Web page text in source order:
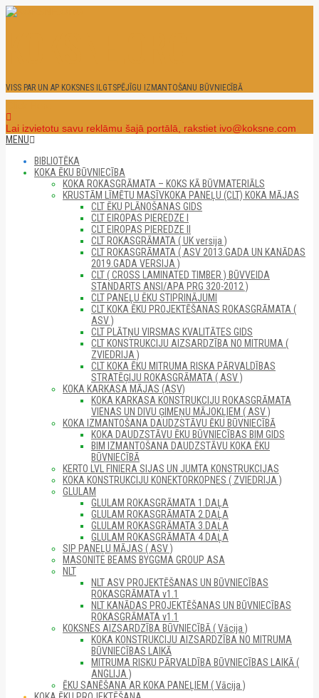
Skip
VISS PAR UN AP KOKSNES ILGTSPĒJĪGU IZMANTOŠANU BŪVNIECĪBĀ
Lai izvietotu savu reklāmu šajā portālā, rakstiet ivo@koksne.com
Secondary
Menu
MENU
BIBLIOTĒKA
KOKA ĒKU BŪVNIECĪBA
KOKA ROKASGRĀMATA – KOKS KĀ BŪVMATERIĀLS
KRUSTĀM LĪMĒTU MASĪVKOKA PANEĻU (CLT) KOKA MĀJAS
CLT ĒKU PLĀNOŠANAS GIDS
CLT EIROPAS PIEREDZE I
CLT EIROPAS PIEREDZE II
CLT ROKASGRĀMATA ( UK versija )
CLT ROKASGRĀMATA ( ASV 2013.GADA UN KANĀDAS
2019.GADA VERSIJA )
CLT ( CROSS LAMINATED TIMBER ) BŪVVEIDA
STANDARTS ANSI/APA PRG 320-2012 )
CLT PANEĻU ĒKU STIPRINĀJUMI
CLT KOKA ĒKU PROJEKTĒŠANAS ROKASGRĀMATA (
ASV )
CLT PLĀTŅU VIRSMAS KVALITĀTES GIDS
CLT KONSTRUKCIJU AIZSARDZĪBA NO MITRUMA (
ZVIEDRIJA )
CLT KOKA ĒKU MITRUMA RISKA PĀRVALDĪBAS
STRATĒĢIJU ROKASGRĀMATA ( ASV )
KOKA KARKASA MĀJAS (ASV)
KOKA KARKASA KONSTRUKCIJU ROKASGRĀMATA
VIENAS UN DIVU ĢIMEŅU MĀJOKĻIEM ( ASV )
KOKA IZMANTOŠANA DAUDZSTĀVU ĒKU BŪVNIECĪBĀ
KOKA DAUDZSTĀVU ĒKU BŪVNIECĪBAS BIM GIDS
BIM IZMANTOŠANA DAUDZSTĀVU KOKA ĒKU
BŪVNIECĪBĀ
KERTO LVL FINIERA SIJAS UN JUMTA KONSTRUKCIJAS
KOKA KONSTRUKCIJU KONEKTORKOPNES ( ZVIEDRIJA )
GLULAM
GLULAM ROKASGRĀMATA 1.DAĻA
GLULAM ROKASGRĀMATA 2.DAĻA
GLULAM ROKASGRĀMATA 3.DAĻA
GLULAM ROKASGRĀMATA 4.DAĻA
SIP PANEĻU MĀJAS ( ASV )
MASONITE BEAMS BYGGMA GROUP ASA
NLT
NLT ASV PROJEKTĒŠANAS UN BŪVNIECĪBAS
ROKASGRĀMATA v1.1
NLT KANĀDAS PROJEKTĒŠANAS UN BŪVNIECĪBAS
ROKASGRĀMATA v1.1
KOKSNES AIZSARDZĪBA BŪVNIECĪBĀ ( Vācija )
KOKA KONSTRUKCIJU AIZSARDZĪBA NO MITRUMA
BŪVNIECĪBAS LAIKĀ
MITRUMA RISKU PĀRVALDĪBA BŪVNIECĪBAS LAIKĀ (
ANGLIJA )
ĒKU SANĒŠANA AR KOKA PANEĻIEM ( Vācija )